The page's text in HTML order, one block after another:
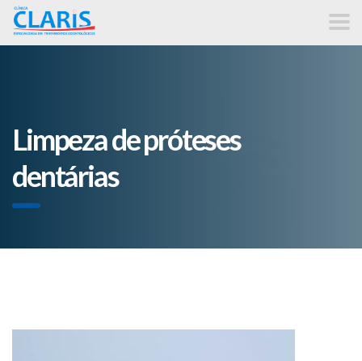
Limpeza de próteses
dentárias